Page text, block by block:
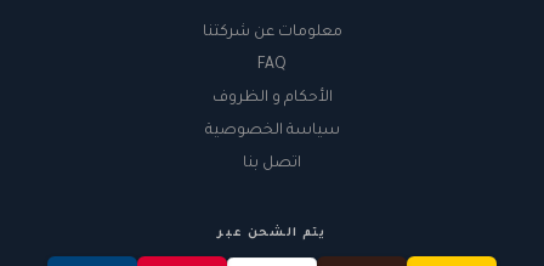
معلومات عن شركتنا
FAQ
الأحكام و الظروف
سياسة الخصوصية
اتصل بنا
يتم الشحن عبر